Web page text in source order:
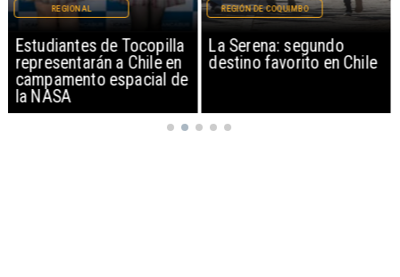
Estudiantes de Tocopilla
representarán a Chile en
campamento espacial de
la NASA
REGIONAL
La Serena: segundo
destino favorito en Chile
REGIÓN DE COQUIMBO